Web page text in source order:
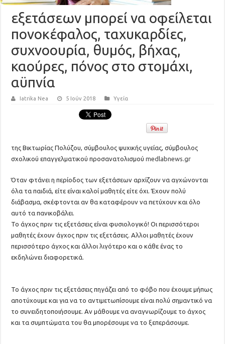
εξετάσεων μπορεί να οφείλεται
πονοκέφαλος, ταχυκαρδίες,
συχνοουρία, θυμός, βήχας,
καούρες, πόνος στο στομάχι,
αϋπνία
Iatrika Nea 5 Ιούν 2018 Υγεία
της Βικτωρίας Πολύζου, σύμβουλος ψυχικής υγείας, σύμβουλος
σχολικού επαγγελματικού προσανατολισμούmedlabnews.gr
Όταν φτάνει η περίοδος των εξετάσεων αρχίζουν να αγχώνονται
όλα τα παιδιά, είτε είναι καλοί μαθητές είτε όχι. Έχουν πολύ
διάβασμα, σκέφτονται αν θα καταφέρουν να πετύχουν και όλο
αυτό τα πανικοβάλει.
Το άγχος πριν τις εξετάσεις είναι φυσιολογικό! Οι περισσότεροι
μαθητές έχουν άγχος πριν τις εξετάσεις. Aλλοι μαθητές έχουν
περισσότερο άγχος και άλλοι λιγότερο και ο κάθε ένας το
εκδηλώνει διαφορετικά.
Το άγχος πριν τις εξετάσεις πηγάζει από το φόβο που έχουμε μήπως
αποτύχουμε και για να το αντιμετωπίσουμε είναι πολύ σημαντικό να
το συνειδητοποιήσουμε. Αν μάθουμε να αναγνωρίζουμε το άγχος
και τα συμπτώματα του θα μπορέσουμε να το ξεπεράσουμε.